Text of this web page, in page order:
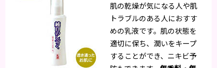
肌の乾燥が気になる人や肌
トラブルのある人におすす
めの乳液です。肌の状態を
適切に保ち、潤いをキープ
することができ、ニキビ予